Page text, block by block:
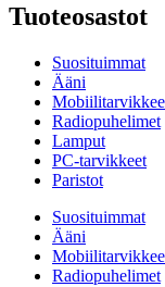
Tuoteosastot
Suosituimmat
Ääni
Radiopuhelimet
Lamput
PC-tarvikkeet
Paristot
Suosituimmat
Ääni
Radiopuhelimet